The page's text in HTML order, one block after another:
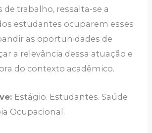
de trabalho, ressalta-se a
estudantes ocuparem esses
as oportunidades de
a relevância dessa atuação e
do contexto acadêmico.
Estágio. Estudantes. Saúde
Ocupacional.